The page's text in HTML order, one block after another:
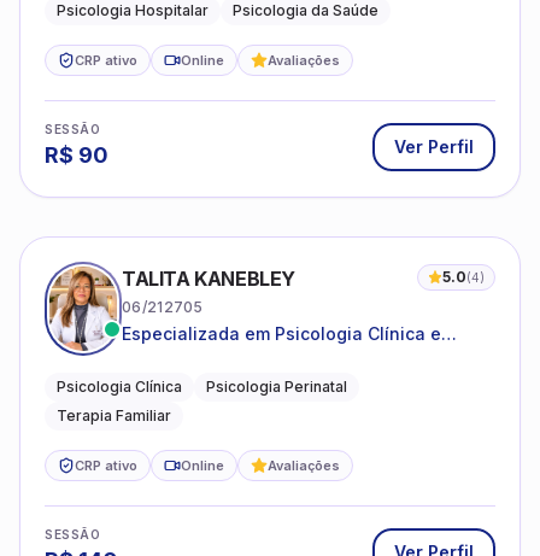
Psicologia Hospitalar
Psicologia da Saúde
CRP ativo Online Avaliações
SESSÃO
R$ 90 Ver Perfil
TALITA KANEBLEY 5.0(4)
06/212705
Especializada em Psicologia Clínica e
famílias
Psicologia Clínica
Psicologia Perinatal
Terapia Familiar
CRP ativo Online Avaliações
SESSÃO
Ver Perfil